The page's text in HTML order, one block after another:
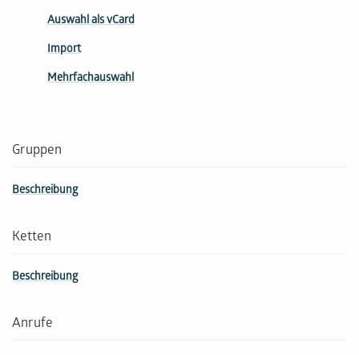
Auswahl als vCard
Import
Mehrfachauswahl
Gruppen
Beschreibung
Ketten
Beschreibung
Anrufe